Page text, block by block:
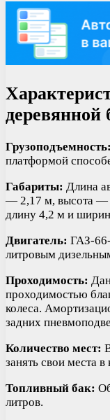
деревянной
Грузоподъемность:
платформой
Габариты: Длина
— 2,17 м, высота —
длину 4,2 м и
Двигатель: ГАЗ-
литровым
Проходимость:
проходимостью
колеса.
задних
Количество мест:
занять свои места в
Топливный бак:
литров.